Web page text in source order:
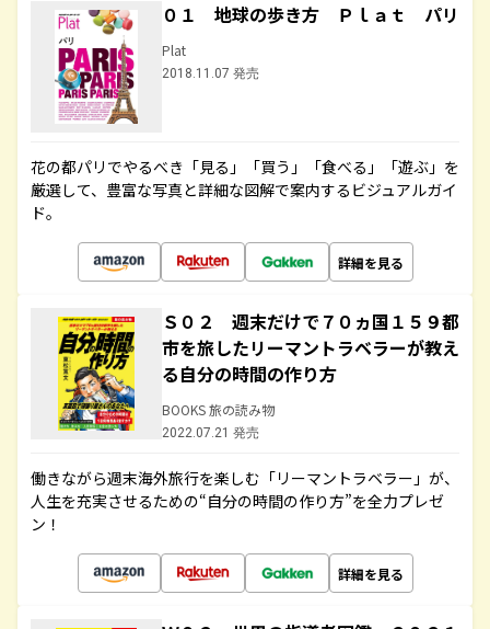
０１ 地球の歩き方 Ｐｌａｔ パリ
Plat
2018.11.07 発売
花の都パリでやるべき「見る」「買う」「食べる」「遊ぶ」を
厳選して、豊富な写真と詳細な図解で案内するビジュアルガイ
ド。
詳細を見る
Ｓ０２ 週末だけで７０ヵ国１５９都
市を旅したリーマントラベラーが教え
る自分の時間の作り方
BOOKS 旅の読み物
2022.07.21 発売
働きながら週末海外旅行を楽しむ「リーマントラベラー」が、
人生を充実させるための“自分の時間の作り方”を全力プレゼ
ン！
詳細を見る